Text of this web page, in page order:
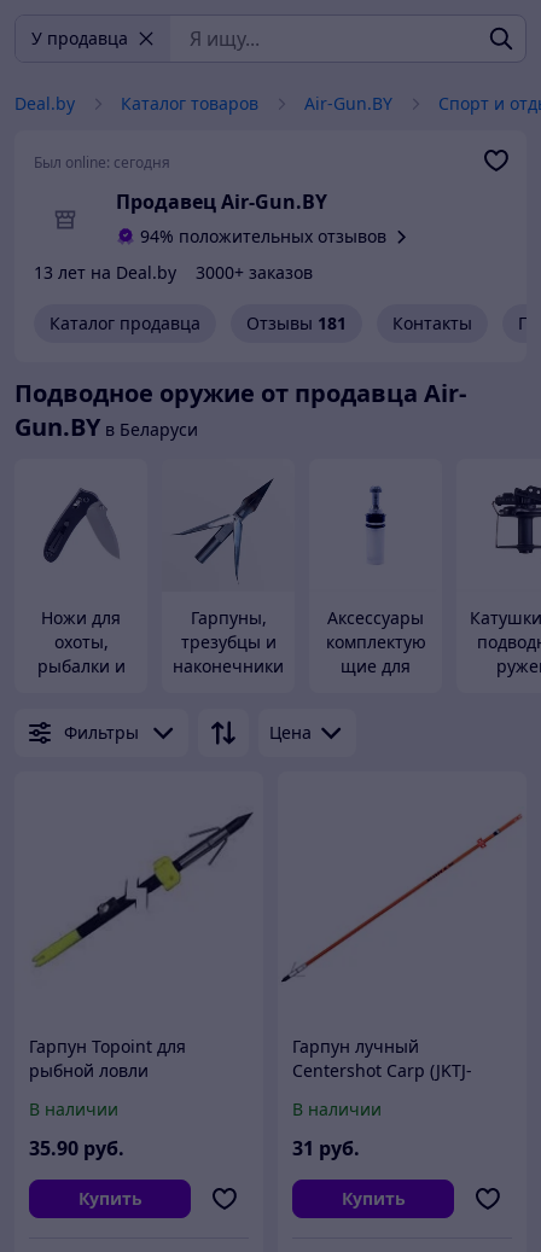
У продавца
Deal.by Каталог товаров Air-Gun.BY Спорт и
Был online: сегодня
Продавец Air-Gun.BY
94% положительных отзывов
13 лет на Deal.by
3000+ заказов
Каталог продавца Отзывы 181 Контакты
Подводное оружие от продавца Air-
Gun.BY в Беларуси
Ножи для
охоты,
рыбалки и
Гарпуны,
трезубцы и
наконечники
оружия
Аксессуары
комплектую
щие для
Фильтры Цена
Гарпун Topoint для
рыбной ловли
В наличии
35.90 руб.
Купить
Гарпун лучный
Centershot Carp (JKTJ-
В наличии
31 руб.
Купить